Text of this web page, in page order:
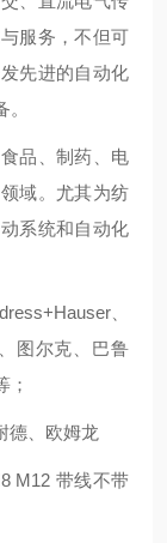
服务，不但可
先进的自动化
品、制药、电
域。尤其为纺
系统和自动化
、
图尔克、巴鲁
；
德、欧姆龙
M12 带线不带